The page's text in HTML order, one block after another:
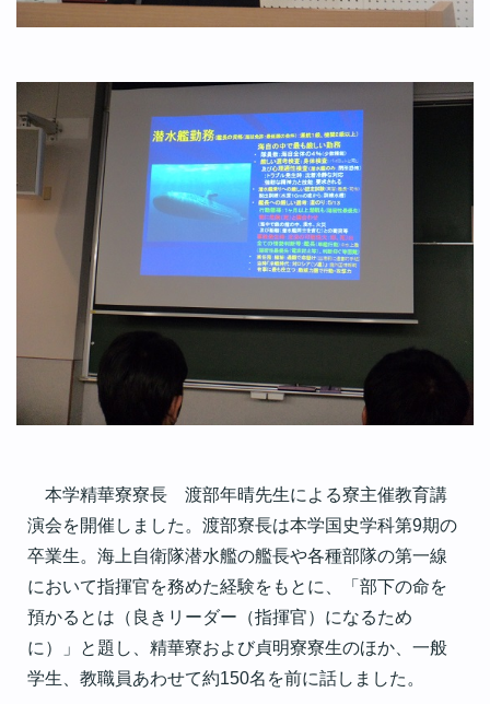
本学精華寮寮長 渡部年晴先生による寮主催教育講
演会を開催しました。渡部寮長は本学国史学科第9期の
卒業生。海上自衛隊潜水艦の艦長や各種部隊の第一線
において指揮官を務めた経験をもとに、「部下の命を
預かるとは（良きリーダー（指揮官）になるため
に）」と題し、精華寮および貞明寮寮生のほか、一般
学生、教職員あわせて約150名を前に話しました。